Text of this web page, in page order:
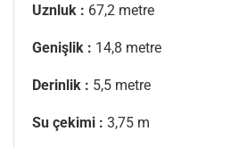
Uznluk : 67,2 metre
Genişlik : 14,8 metre
Derinlik : 5,5 metre
Su çekimi : 3,75 m